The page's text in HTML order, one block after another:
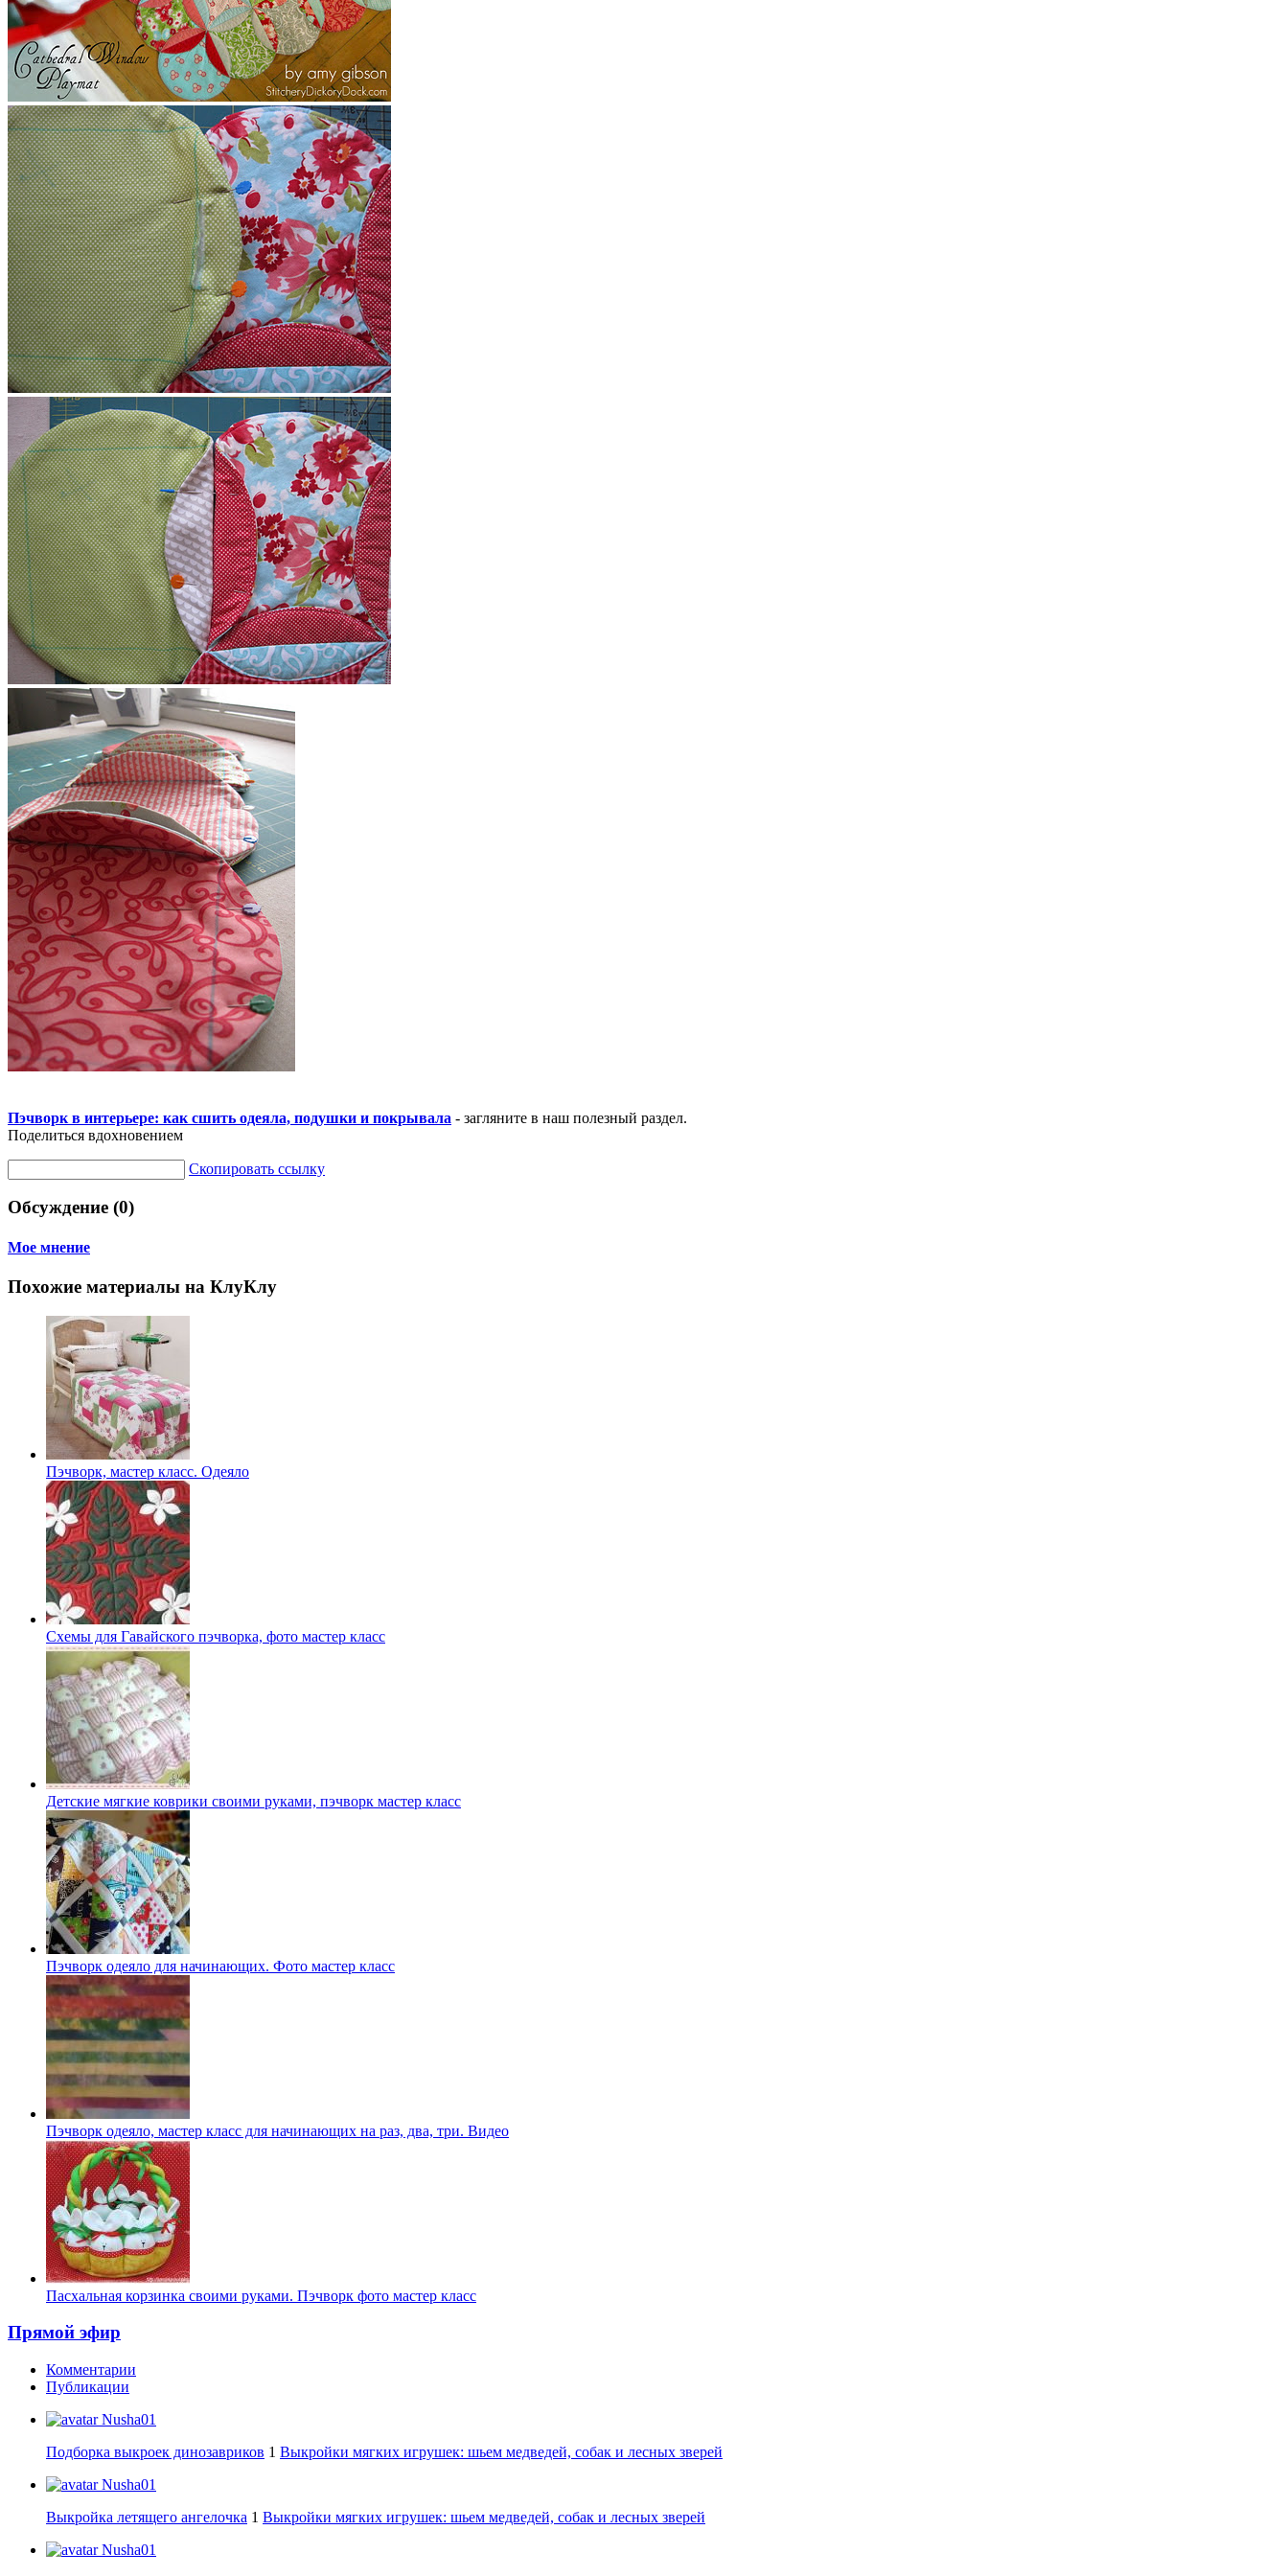
Пэчворк в интерьере: как сшить одеяла, подушки и покрывала - загляните в наш полезный раздел.
Поделиться вдохновением
Скопировать ссылку
Обсуждение (0)
Мое мнение
Похожие материалы на КлуКлу
Пэчворк, мастер класс. Одеяло
Схемы для Гавайского пэчворка, фото мастер класс
Детские мягкие коврики своими руками, пэчворк мастер класс
Пэчворк одеяло для начинающих. Фото мастер класс
Пэчворк одеяло, мастер класс для начинающих на раз, два, три. Видео
Пасхальная корзинка своими руками. Пэчворк фото мастер класс
Прямой эфир
Комментарии
Публикации
Nusha01
Подборка выкроек динозавриков 1 Выкройки мягких игрушек: шьем медведей, собак и лесных зверей
Nusha01
Выкройка летящего ангелочка 1 Выкройки мягких игрушек: шьем медведей, собак и лесных зверей
Nusha01